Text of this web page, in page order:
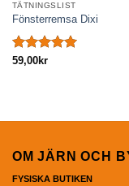
TÄTNINGSLIST
Fönsterremsa Dixi
Betygsatt
59,00kr
OM JÄRN OCH
FYSISKA BUTIKEN